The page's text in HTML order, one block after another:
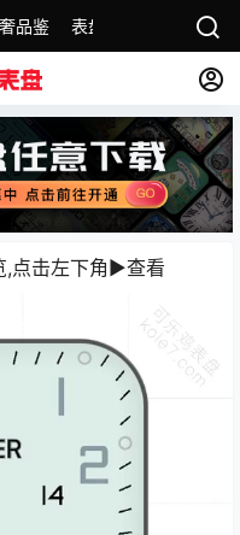
品鉴 表盘精选 名表故事
,点击左下角▶️查看️